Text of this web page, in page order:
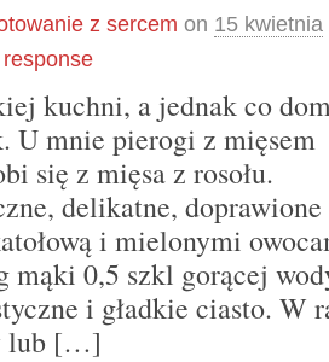
z sercem on 15 kwietnia
kuchni, a jednak co
U mnie pierogi z mięsem
się z mięsa z rosołu.
delikatne, doprawione
i mielonymi
mąki 0,5 szkl gorącej
i gładkie ciasto. W
lub […]